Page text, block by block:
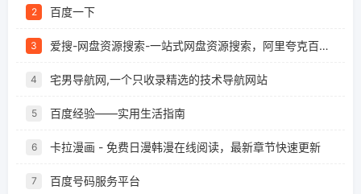
2 百度一下
3 爱搜-网盘资源搜索-一站式网盘资源搜索，阿里夸克百度迅雷UC全聚合
4 宅男导航网,一个只收录精选的技术导航网站
5 百度经验——实用生活指南
6 卡拉漫画 - 免费日漫韩漫在线阅读，最新章节快速更新
7 百度号码服务平台